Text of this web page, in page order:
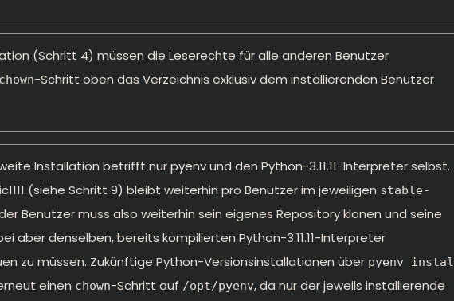
(Schritt 4) müssen die Leserechte für alle anderen Benutzer
chown-Schritt oben das Verzeichnis exklusiv dem installierenden Benutzer
Installation betrifft nur pyenv und den Python-3.11.11-Interpreter selbst.
(siehe Schritt 9) bleibt weiterhin pro Benutzer im jeweiligen stable-
Benutzer muss also weiterhin sein eigenes Repository klonen und seine
aber denselben, bereits kompilierten Python-3.11.11-Interpreter
zu müssen. Zukünftige Python-Versionsinstallationen über pyenv
einen chown-Schritt auf /opt/pyenv, da nur der jeweils installierende